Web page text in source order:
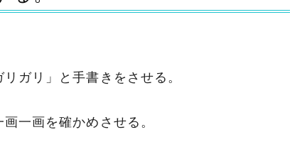
ガリ」と手書きをさせる。
一画を確かめさせる。